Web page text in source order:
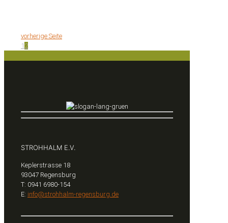
vorherige Seite
1 2
STROHHALM E.V.
Keplerstrasse 18
93047 Regensburg
T: 0941 6980-154
E: info@strohhalm-regensburg.de